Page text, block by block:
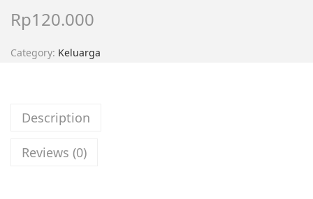
Rp120.000
Category: Keluarga
Description
Reviews (0)